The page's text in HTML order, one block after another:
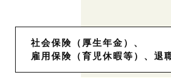
社会保険（厚生年金）、
雇用保険（育児休暇等）、退